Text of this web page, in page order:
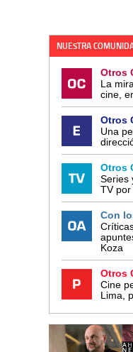
NUESTRA
Otros
La
cine,
Otros
Una
Otros
Series
TV
Con
Koza
Otros
Cine
Lima,